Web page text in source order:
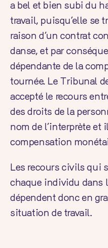
a bel et bien subi du
travail, puisqu’elle se
raison d’un contrat
danse, et par
dépendante de la
tournée. Le Tribunal
accepté le recours
des droits de la
nom de l’interprète et
compensation
Les recours civils qui
chaque individu dans
dépendent donc en
situation de travail.